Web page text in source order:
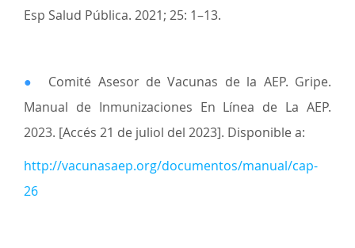
Esp Salud Pública. 2021; 25: 1–13.
● Comité Asesor de Vacunas de la AEP. Gripe.
Manual de Inmunizaciones En Línea de La AEP.
2023. [Accés 21 de juliol del 2023]. Disponible a:
http://vacunasaep.org/documentos/manual/cap-
26